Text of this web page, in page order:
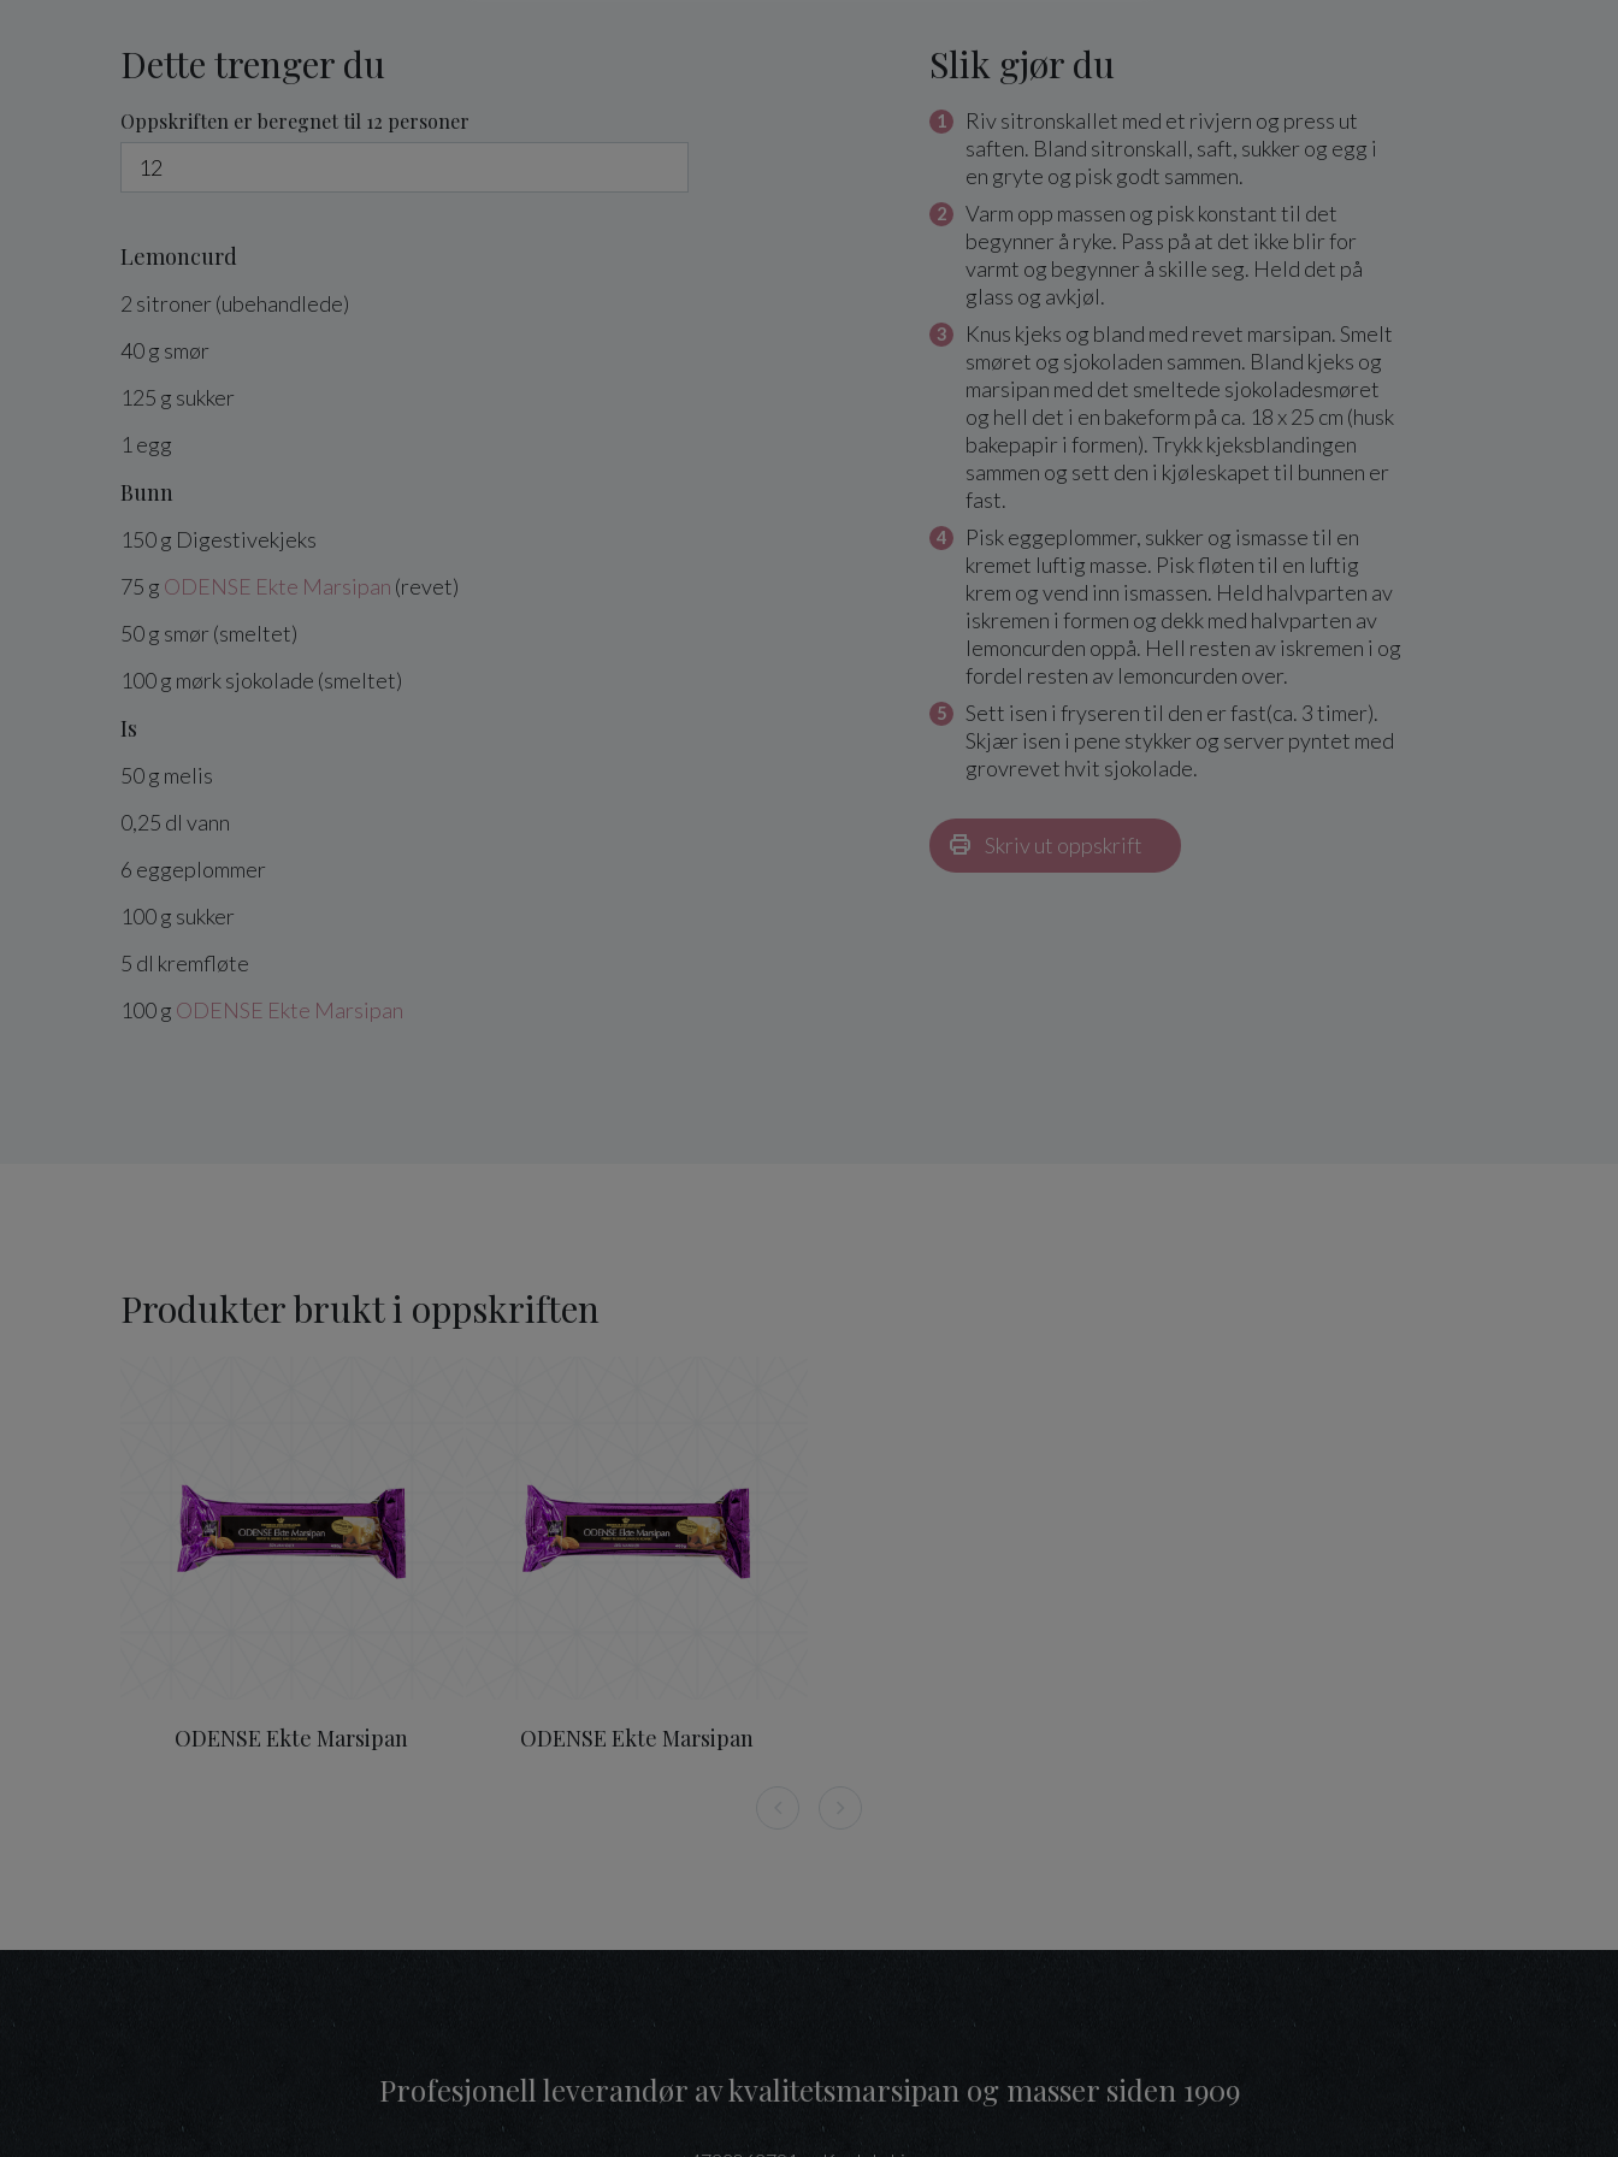
Dette trenger du
Oppskriften er beregnet til 12 personer
Lemoncurd
2 sitroner (ubehandlede)
40g smør
125 g sukker
1 egg
Bunn
150g Digestivekjeks
75 g ODENSE Ekte Marsipan (revet)
50g smør (smeltet)
100g mørk sjokolade (smeltet)
Is
50g melis
0,25 dl vann
6 eggeplommer
100g sukker
5 dl kremfløte
100g ODENSE Ekte Marsipan
Slik gjør du
Riv sitronskallet med et rivjern og press ut
saften. Bland sitronskall, saft, sukker og egg i
en gryte og pisk godt sammen.
Varm opp massen og pisk konstant til det
begynner å ryke. Pass på at det ikke blir for
varmt og begynner å skille seg. Held det på
glass og avkjøl.
Knus kjeks og bland med revet marsipan. Smelt
smøret og sjokoladen sammen. Bland kjeks og
marsipan med det smeltede sjokoladesmøret
og hell det i en bakeform på ca. 18 x 25 cm (husk
bakepapir i formen). Trykk kjeksblandingen
sammen og sett den i kjøleskapet til bunnen er
fast.
Pisk eggeplommer, sukker og ismasse til en
kremet luftig masse. Pisk fløten til en luftig
krem og vend inn ismassen. Held halvparten av
iskremen i formen og dekk med halvparten av
lemoncurden oppå. Hell resten av iskremen i og
fordel resten av lemoncurden over.
Sett isen i fryseren til den er fast(ca. 3 timer).
Skjær isen i pene stykker og server pyntet med
grovrevet hvit sjokolade.
Skriv ut oppskrift
Produkter brukt i oppskriften
ODENSE Ekte Marsipan ODENSE Ekte Marsipan
Profesjonell leverandør av kvalitetsmarsipan og masser siden 1909